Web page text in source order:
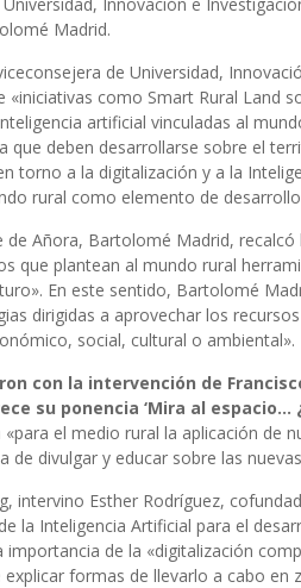
Madrid.
de Universidad,
«iniciativas como Smart Rural Land
artificial vinculadas al
que deben desarrollarse sobre el
torno a la digitalización y a la
rural como elemento de
de Añora, Bartolomé Madrid,
que plantean al mundo rural
En este sentido, Bartolomé
dirigidas a aprovechar los
social, cultural o ambiental».
con la intervención de
su ponencia ‘Mira al espacio…
el medio rural la aplicación de
de divulgar y educar sobre las
intervino Esther Rodríguez,
la Inteligencia Artificial para el
de la «digitalización
formas de llevarlo a cabo en